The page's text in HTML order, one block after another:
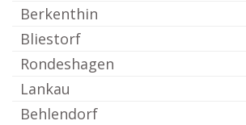
Berkenthin
Bliestorf
Rondeshagen
Lankau
Behlendorf